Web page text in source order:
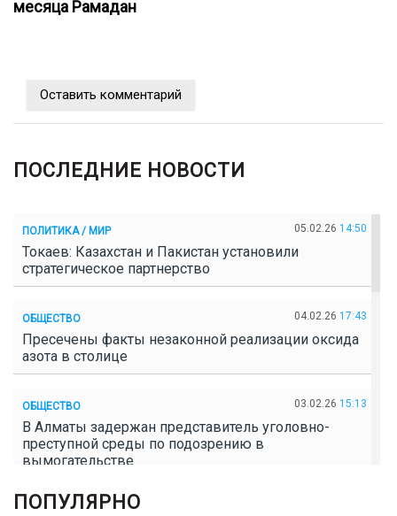
месяца Рамадан
Оставить комментарий
ПОСЛЕДНИЕ НОВОСТИ
ПОЛИТИКА / МИР 05.02.26 14:50
Токаев: Казахстан и Пакистан установили
стратегическое партнерство
ОБЩЕСТВО 04.02.26 17:43
Пресечены факты незаконной реализации оксида
азота в столице
ОБЩЕСТВО 03.02.26 15:13
В Алматы задержан представитель уголовно-
преступной среды по подозрению в
вымогательстве
ОБЩЕСТВО
ПОПУЛЯРНО